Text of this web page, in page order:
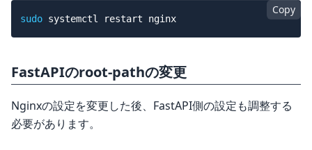
Copy
sudo systemctl restart nginx
FastAPIのroot-pathの変更
Nginxの設定を変更した後、FastAPI側の設定も調整する
必要があります。